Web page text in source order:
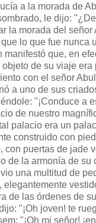
a la morada de
le dijo:
la morada del
lo que fue nunca
manifestó que, en
objeto de su viaje era
con el señor
a uno de sus
"¡Conduce a
de nuestro
palacio era un
construido con
con puertas de jade
de la armonía de su
una multitud de
elegantemente
de las órdenes de
"¡Oh joven! te
"¡Oh mi señor!